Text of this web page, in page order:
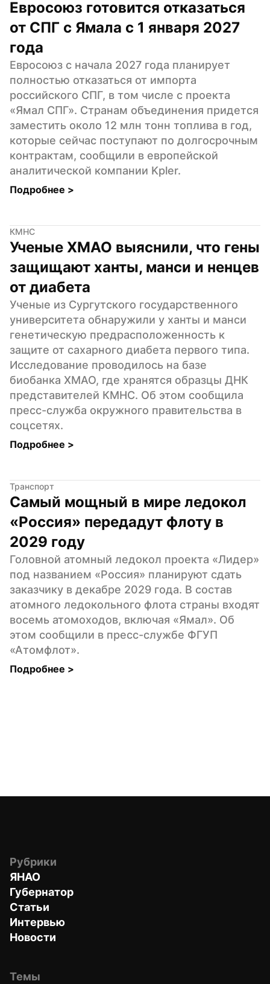
Евросоюз готовится отказаться
от СПГ с Ямала с 1 января 2027
года
Евросоюз с начала 2027 года планирует
полностью отказаться от импорта
российского СПГ, в том числе с проекта
«Ямал СПГ». Странам объединения придется
заместить около 12 млн тонн топлива в год,
которые сейчас поступают по долгосрочным
контрактам, сообщили в европейской
аналитической компании Kpler.
Подробнее >
КМНС
Ученые ХМАО выяснили, что гены
защищают ханты, манси и ненцев
от диабета
Ученые из Сургутского государственного
университета обнаружили у ханты и манси
генетическую предрасположенность к
защите от сахарного диабета первого типа.
Исследование проводилось на базе
биобанка ХМАО, где хранятся образцы ДНК
представителей КМНС. Об этом сообщила
пресс-служба окружного правительства в
соцсетях.
Подробнее >
Транспорт
Самый мощный в мире ледокол
«Россия» передадут флоту в
2029 году
Головной атомный ледокол проекта «Лидер»
под названием «Россия» планируют сдать
заказчику в декабре 2029 года. В состав
атомного ледокольного флота страны входят
восемь атомоходов, включая «Ямал». Об
этом сообщили в пресс-службе ФГУП
«Атомфлот».
Подробнее >
Рубрики
ЯНАО
Губернатор
Статьи
Интервью
Новости
Темы